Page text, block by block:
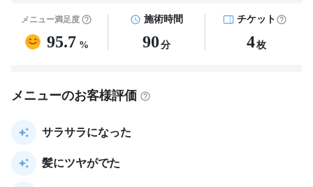
メニュー満足度
95.7 %
施術時間
90 分
チケット
4枚
メニューのお客様評価
サラサラになった
髪にツヤがでた